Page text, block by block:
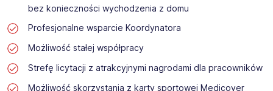
bez konieczności wychodzenia z domu
Profesjonalne wsparcie Koordynatora
Możliwość stałej współpracy
Strefę licytacji z atrakcyjnymi nagrodami dla pracowników
Możliwość skorzystania z karty sportowej Medicover